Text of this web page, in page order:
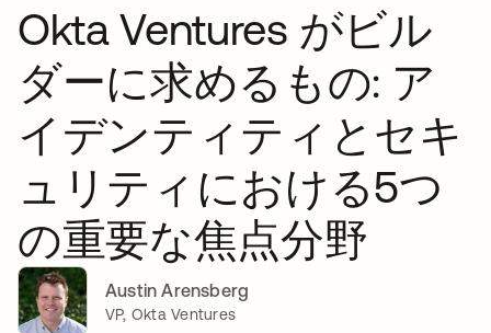
Okta Ventures がビル
ダーに求めるもの: ア
イデンティティとセキ
ュリティにおける5つ
の重要な焦点分野
Austin Arensberg
VP, Okta Ventures